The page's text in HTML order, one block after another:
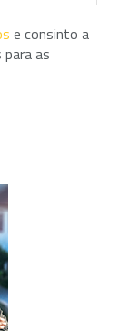
e consinto a
as